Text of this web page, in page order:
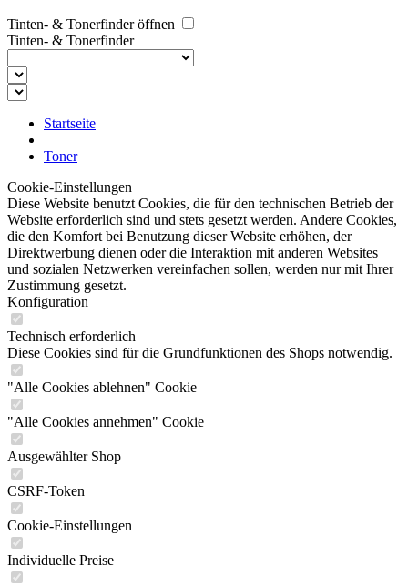
Tinten- & Tonerfinder öffnen
Tinten- & Tonerfinder
Startseite
Toner
Cookie-Einstellungen
Diese Website benutzt Cookies, die für den technischen Betrieb der
Website erforderlich sind und stets gesetzt werden. Andere Cookies,
die den Komfort bei Benutzung dieser Website erhöhen, der
Direktwerbung dienen oder die Interaktion mit anderen Websites
und sozialen Netzwerken vereinfachen sollen, werden nur mit Ihrer
Zustimmung gesetzt.
Konfiguration
Technisch erforderlich
Diese Cookies sind für die Grundfunktionen des Shops notwendig.
"Alle Cookies ablehnen" Cookie
"Alle Cookies annehmen" Cookie
Ausgewählter Shop
CSRF-Token
Cookie-Einstellungen
Individuelle Preise